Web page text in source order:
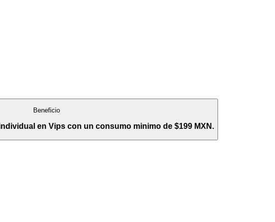
Beneficio
en Vips con un consumo minimo de $199 MXN.